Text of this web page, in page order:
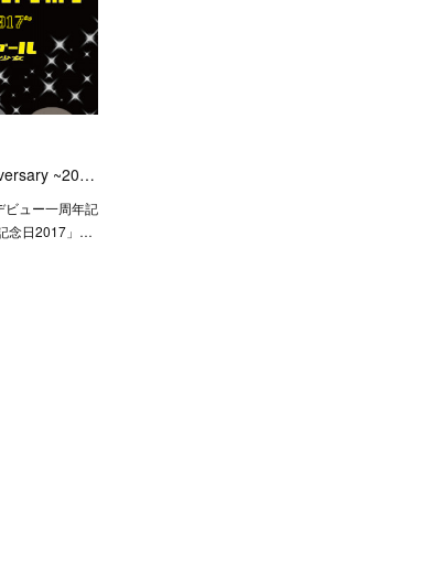
~20…
ビュー一周年記
念日2017」…